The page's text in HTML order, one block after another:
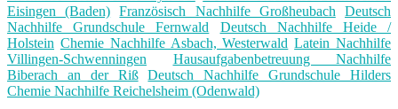
Eisingen (Baden)
Französisch Nachhilfe Großheubach
Deutsch
Nachhilfe Grundschule Fernwald
Deutsch Nachhilfe Heide /
Holstein Chemie Nachhilfe Asbach, Westerwald Latein Nachhilfe
Villingen-Schwenningen
Hausaufgabenbetreuung Nachhilfe
Biberach an der Riß
Deutsch Nachhilfe Grundschule Hilders
Chemie Nachhilfe Reichelsheim (Odenwald)